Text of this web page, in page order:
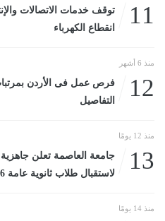
11
توقف خدمات الاتصالات
انقطاع الكهرباء
منذ 6 أشهر
12
التفاصيل
منذ 12 يومًا
13
جامعة العاصمة تعلن جاهزية
لاستقبال طلاب ثانوية عامة 2026
منذ 14 يومًا